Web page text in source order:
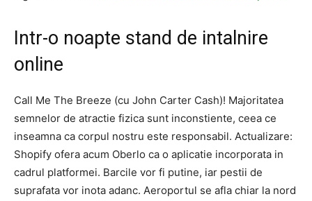
Intr-o noapte stand de intalnire
online
Call Me The Breeze (cu John Carter Cash)! Majoritatea
semnelor de atractie fizica sunt inconstiente, ceea ce
inseamna ca corpul nostru este responsabil. Actualizare:
Shopify ofera acum Oberlo ca o aplicatie incorporata in
cadrul platformei. Barcile vor fi putine, iar pestii de
suprafata vor inota adanc. Aeroportul se afla chiar la nord